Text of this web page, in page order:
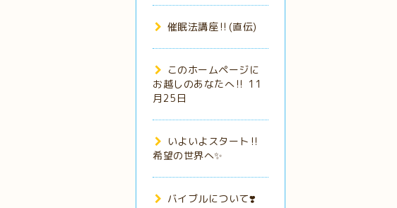
催眠法講座‼️(直伝)
このホームページに
お越しのあなたへ‼️ 11
月25日
いよいよスタート‼️
希望の世界へ✨
バイブルについて❣️